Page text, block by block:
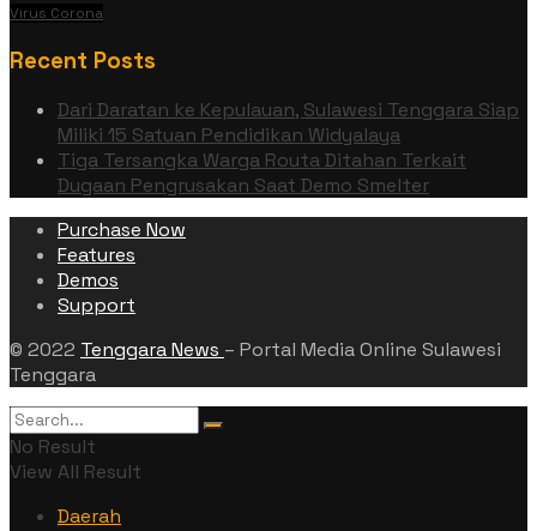
Virus Corona
Recent Posts
Dari Daratan ke Kepulauan, Sulawesi Tenggara Siap
Miliki 15 Satuan Pendidikan Widyalaya
Tiga Tersangka Warga Routa Ditahan Terkait
Dugaan Pengrusakan Saat Demo Smelter
Purchase Now
Features
Demos
Support
© 2022 Tenggara News – Portal Media Online Sulawesi
Tenggara
No Result
View All Result
Daerah